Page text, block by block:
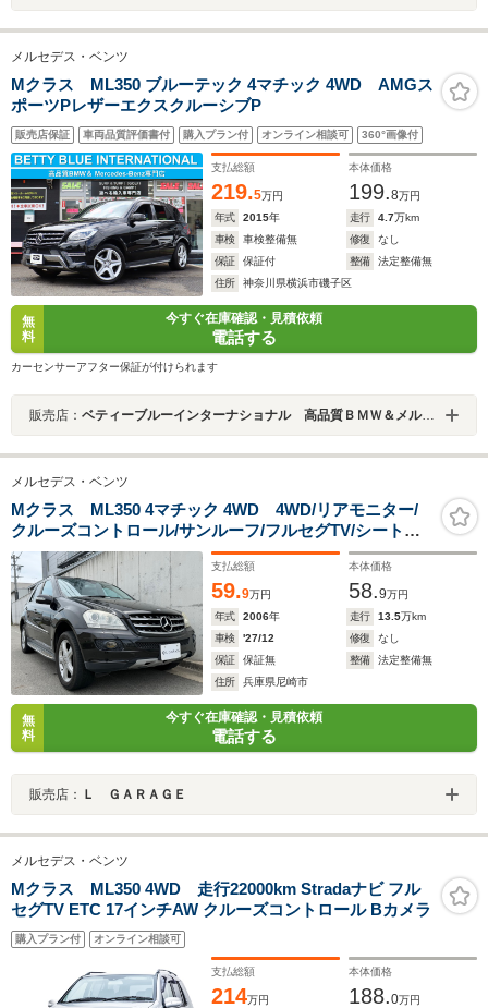
メルセデス・ベンツ
Mクラス ML350 ブルーテック 4マチック 4WD AMGス
ポーツPレザーエクスクルーシブP
販売店保証 車両品質評価書付 購入プラン付 オンライン相談可 360°画像付
支払総額
219.5万円
本体価格
199.8万円
年式
2015年 走行 4.7万km
車検
車検整備無 修復
なし
保証
保証付 整備
法定整備無
住所
神奈川県横浜市磯子区
無
料
今すぐ在庫確認・見積依頼
電話する
カーセンサーアフター保証が付けられます
販売店： ベティーブルーインターナショナル 高品質ＢＭＷ＆メルセデス専門店
メルセデス・ベンツ
Mクラス ML350 4マチック 4WD 4WD/リアモニター/
クルーズコントロール/サンルーフ/フルセグTV/シートヒ
ーター/バックカメラ/サイドカメラ/ハーフレザーシー
ト/ETC/オートライト/オートエアコン/BT/
支払総額
59.9万円
本体価格
58.9万円
年式
2006年 走行 13.5万km
車検
'27/12 修復
なし
保証
保証無 整備
法定整備無
住所
兵庫県尼崎市
無
料
今すぐ在庫確認・見積依頼
電話する
販売店： Ｌ ＧＡＲＡＧＥ
メルセデス・ベンツ
Mクラス ML350 4WD 走行22000km Stradaナビ フル
セグTV ETC 17インチAW クルーズコントロール Bカメラ
購入プラン付 オンライン相談可
支払総額
214万円
本体価格
188.0万円